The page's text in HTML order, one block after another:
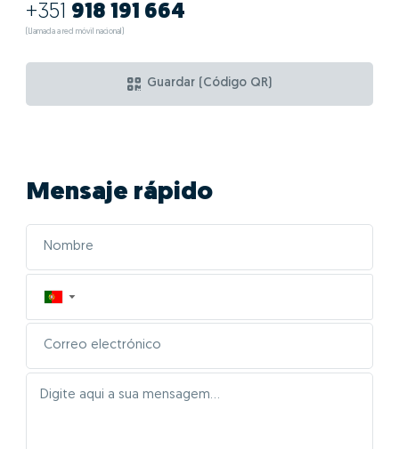
+351 918 191 664
(Llamada a red móvil nacional)
Guardar (Código QR)
Mensaje rápido
▼